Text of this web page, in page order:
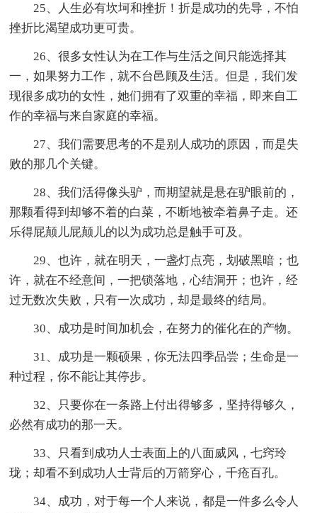
25、人生必有坎坷和挫折！折是成功的先导，不怕
挫折比渴望成功更可贵。
26、很多女性认为在工作与生活之间只能选择其
一，如果努力工作，就不台邑顾及生活。但是，我们发
现很多成功的女性，她们拥有了双重的幸福，即来自工
作的幸福与来自家庭的幸福。
27、我们需要思考的不是别人成功的原因，而是失
败的那几个关键。
28、我们活得像头驴，而期望就是悬在驴眼前的，
那颗看得到却够不着的白菜，不断地被牵着鼻子走。还
乐得屁颠儿屁颠儿的以为成功总是触手可及。
29、也许，就在明天，一盏灯点亮，划破黑暗；也
许，就在不经意间，一把锁落地，心结洞开；也许，经
过无数次失败，只有一次成功，却是最终的结局。
30、成功是时间加机会，在努力的催化在的产物。
31、成功是一颗硕果，你无法四季品尝；生命是一
种过程，你不能让其停步。
32、只要你在一条路上付出得够多，坚持得够久，
必然有成功的那一天。
33、只看到成功人士表面上的八面威风，七窍玲
珑；却看不到成功人士背后的万箭穿心，千疮百孔。
34、成功，对于每一个人来说，都是一件多么令人